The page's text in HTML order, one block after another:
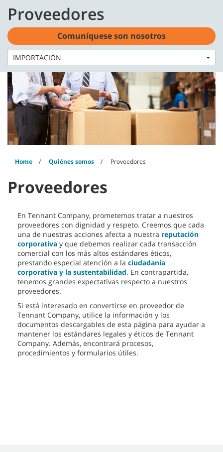
content
navigation
menu
Home Quiénes somos Proveedores
Proveedores
En Tennant Company, prometemos tratar a nuestros
proveedores con dignidad y respeto. Creemos que cada
una de nuestras acciones afecta a nuestra reputación
corporativa y que debemos realizar cada transacción
comercial con los más altos estándares éticos,
prestando especial atención a la ciudadanía
corporativa y la sustentabilidad. En contrapartida,
tenemos grandes expectativas respecto a nuestros
proveedores.
Si está interesado en convertirse en proveedor de
Tennant Company, utilice la información y los
documentos descargables de esta página para ayudar a
mantener los estándares legales y éticos de Tennant
Company. Además, encontrará procesos,
procedimientos y formularios útiles.
Proveedores
Comuníquese son nosotros
IMPORTACIÓN